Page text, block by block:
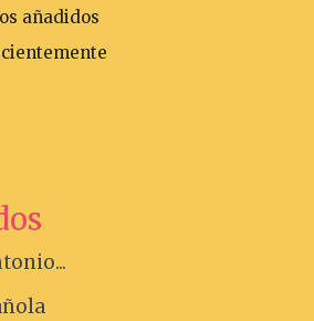
añadidos